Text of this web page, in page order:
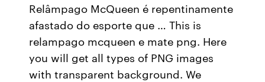
Relâmpago McQueen é repentinamente
afastado do esporte que … This is
relampago mcqueen e mate png. Here
you will get all types of PNG images
with transparent background. We